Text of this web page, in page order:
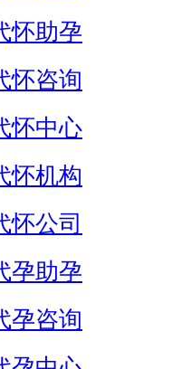
怀助孕
怀咨询
怀中心
怀机构
怀公司
孕助孕
孕咨询